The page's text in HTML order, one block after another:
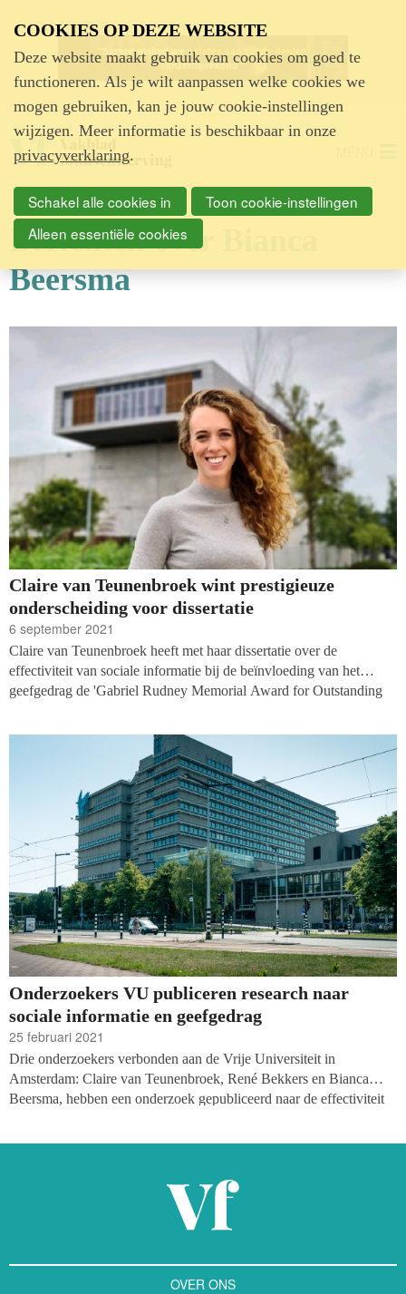
Advertentie
Berichten over Bianca
Beersma
Claire van Teunenbroek wint prestigieuze
onderscheiding voor dissertatie
6 september 2021
Claire van Teunenbroek heeft met haar dissertatie over de
effectiviteit van sociale informatie bij de beïnvloeding van het
geefgedrag de 'Gabriel Rudney Memorial Award for Outstanding
uitgereikt aan het beste proefschrift ter wereld dat bijdroeg aan de
ontwikkeling van academisch onderzoek naar de werking van de
non-profitsector.
Onderzoekers VU publiceren research naar
sociale informatie en geefgedrag
25 februari 2021
Drie onderzoekers verbonden aan de Vrije Universiteit in
Amsterdam: Claire van Teunenbroek, René Bekkers en Bianca
Beersma, hebben een onderzoek gepubliceerd naar de effectiviteit
OVER ONS
COOKIES OP DEZE WEBSITE
Deze website maakt gebruik van cookies om goed te
functioneren. Als je wilt aanpassen welke cookies we
mogen gebruiken, kan je jouw cookie-instellingen
wijzigen. Meer informatie is beschikbaar in onze
privacyverklaring.
Schakel alle cookies in
Toon cookie-instellingen
Alleen essentiële cookies